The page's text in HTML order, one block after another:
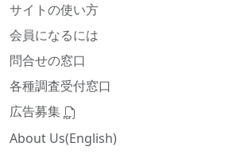
サイトの使い方
会員になるには
問合せの窓口
各種調査受付窓口
広告募集
About Us(English)